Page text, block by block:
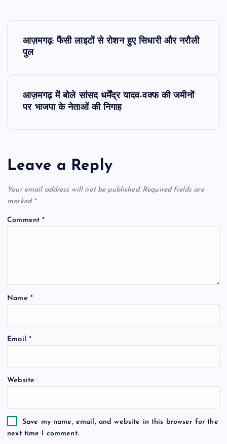
a
v
i
i
आज़मगढ़: फैंसी लाइटों से रोशन हुए सिधारी और नरौली
पुल
आज़मगढ़ में बोले सांसद धर्मेंद्र यादव-वक्फ की जमीनों
पर भाजपा के नेताओं की निगाह
Leave a Reply
Your email address will not be published. Required fields are
marked *
Comment*
Name *
Email *
Website
Save my name, email, and website in this browser for the
next time I comment.